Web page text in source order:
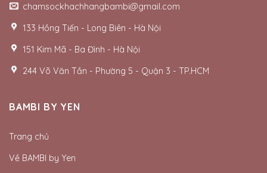
chamsockhachhangbambi@gmail.com
133 Hồng Tiến - Long Biên - Hà Nội
151 Kim Mã - Ba Đình - Hà Nội
244 Võ Văn Tần - Phường 5 - Quận 3 - TP.HCM
BAMBI BY YEN
Trang chủ
Về BAMBI by Yen